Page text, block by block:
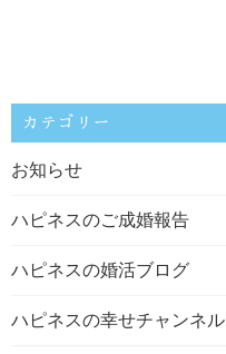
カテゴリー
お知らせ
ハピネスのご成婚報告
ハピネスの婚活ブログ
ハピネスの幸せチャンネル